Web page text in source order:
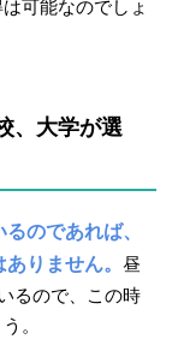
可能なのでしょ
、大学が選
のであれば、
りません。 昼
るので、この時
。